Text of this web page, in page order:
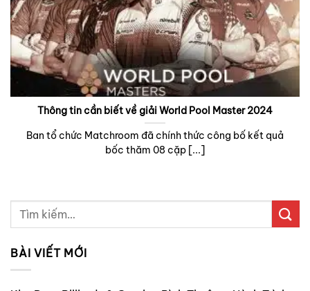
Thông tin cần biết về giải World Pool Master 2024
Ban tổ chức Matchroom đã chính thức công bố kết quả
bốc thăm 08 cặp [...]
BÀI VIẾT MỚI